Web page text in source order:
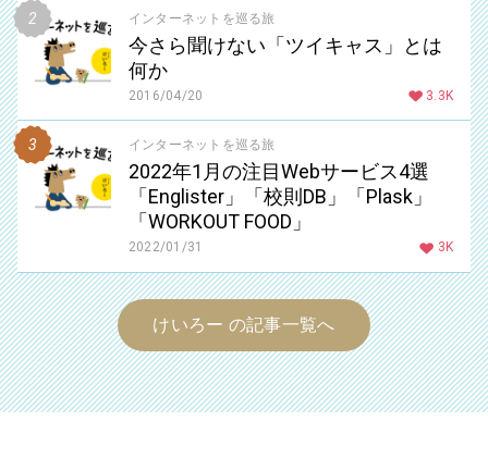
インターネットを巡る旅
今さら聞けない「ツイキャス」とは
何か
2016/04/20 3.3K
インターネットを巡る旅
2022年1月の注目Webサービス4選
「Englister」「校則DB」「Plask」
「WORKOUT FOOD」
2022/01/31 3K
けいろー の記事一覧へ